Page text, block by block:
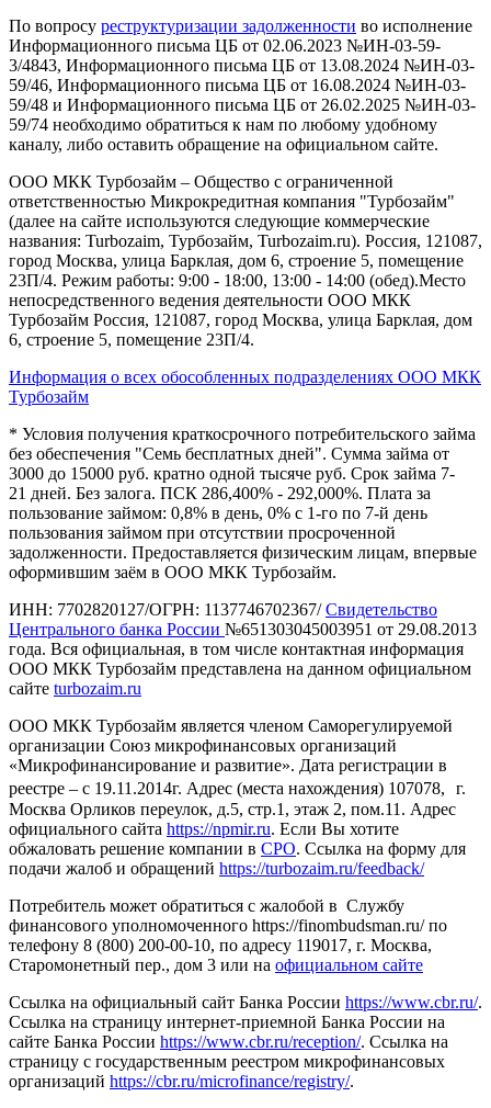
По вопросу реструктуризации задолженности во исполнение
Информационного письма ЦБ от 02.06.2023 №ИН-03-59-
3/4843, Информационного письма ЦБ от 13.08.2024 №ИН-03-
59/46, Информационного письма ЦБ от 16.08.2024 №ИН-03-
59/48 и Информационного письма ЦБ от 26.02.2025 №ИН-03-
59/74 необходимо обратиться к нам по любому удобному
каналу, либо оставить обращение на официальном сайте.
ООО МКК Турбозайм – Общество с ограниченной
ответственностью Микрокредитная компания "Турбозайм"
(далее на сайте используются следующие коммерческие
названия: Turbozaim, Турбозайм, Turbozaim.ru). Россия, 121087,
город Москва, улица Барклая, дом 6, строение 5, помещение
23П/4. Режим работы: 9:00 - 18:00, 13:00 - 14:00 (обед).Место
непосредственного ведения деятельности ООО МКК
Турбозайм Россия, 121087, город Москва, улица Барклая, дом
6, строение 5, помещение 23П/4.
Информация о всех обособленных подразделениях ООО МКК
Турбозайм
* Условия получения краткосрочного потребительского займа
без обеспечения "Семь бесплатных дней". Сумма займа от
3000 до 15000 руб. кратно одной тысяче руб. Срок займа 7-
21 дней. Без залога. ПСК 286,400% - 292,000%. Плата за
пользование займом: 0,8% в день, 0% с 1-го по 7-й день
пользования займом при отсутствии просроченной
задолженности. Предоставляется физическим лицам, впервые
оформившим заём в ООО МКК Турбозайм.
ИНН: 7702820127/ОГРН: 1137746702367/Свидетельство
Центрального банка России №651303045003951 от 29.08.2013
года. Вся официальная, в том числе контактная информация
ООО МКК Турбозайм представлена на данном официальном
сайте turbozaim.ru
ООО МКК Турбозайм является членом Саморегулируемой
организации Союз микрофинансовых организаций
«Микрофинансирование и развитие». Дата регистрации в
реестре – с 19.11.2014г. Адрес (места нахождения) 107078, г.
Москва Орликов переулок, д.5, стр.1, этаж 2, пом.11. Адрес
официального сайта https://npmir.ru. Если Вы хотите
обжаловать решение компании в СРО. Ссылка на форму для
подачи жалоб и обращений https://turbozaim.ru/feedback/
Потребитель может обратиться с жалобой в Службу
финансового уполномоченного https://finombudsman.ru/ по
телефону 8 (800) 200-00-10, по адресу 119017, г. Москва,
Старомонетный пер., дом 3 или на официальном сайте
Ссылка на официальный сайт Банка России https://www.cbr.ru/.
Ссылка на страницу интернет-приемной Банка России на
сайте Банка России https://www.cbr.ru/reception/. Ссылка на
страницу с государственным реестром микрофинансовых
организаций https://cbr.ru/microfinance/registry/.